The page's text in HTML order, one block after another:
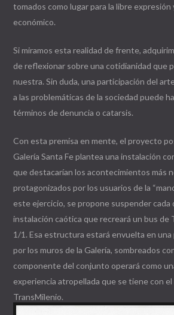
tomados como lugar para la libre
económico.
Si miramos esta realidad de frente,
de reflexionar sobre una cotidianidad que
nuestra. Sin duda, una participación del
a las problemáticas de la sociedad puede
términos de denuncia o catarsis.
Con esta premisa en mente, el proyecto
Galería Santa Fe plantea una instalación
que destacarían los acontecimientos más
protagonizados por los usuarios de la
este ejercicio, se propone suspender cada
instalación caótica que recreará un bus de
1/1. Esa estructura estará envuelta en una
por los muros de la Galería, sombreados
componente del conjunto operará como
experiencia atropellada que se tiene con el
TransMilenio.